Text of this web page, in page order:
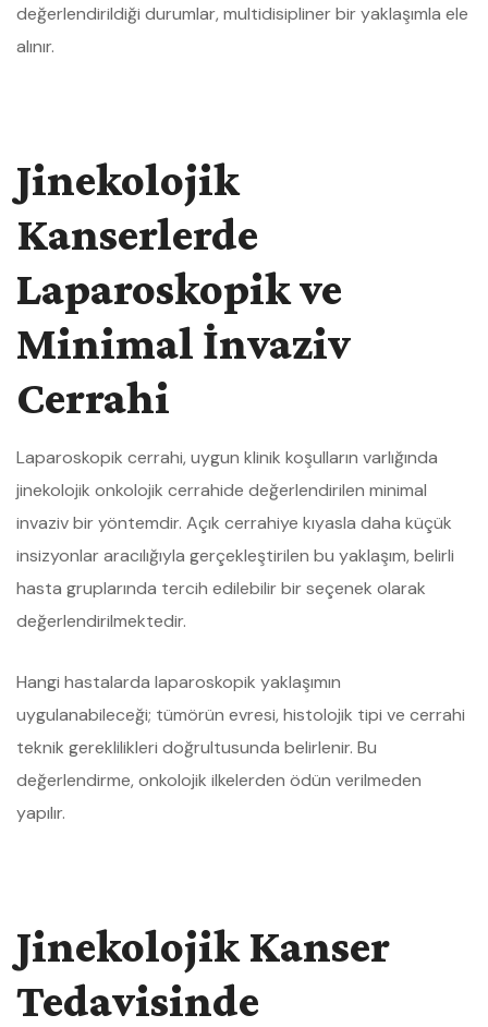
değerlendirildiği durumlar, multidisipliner bir yaklaşımla ele
alınır.
Jinekolojik
Kanserlerde
Laparoskopik ve
Minimal İnvaziv
Cerrahi
Laparoskopik cerrahi, uygun klinik koşulların varlığında
jinekolojik onkolojik cerrahide değerlendirilen minimal
invaziv bir yöntemdir. Açık cerrahiye kıyasla daha küçük
insizyonlar aracılığıyla gerçekleştirilen bu yaklaşım, belirli
hasta gruplarında tercih edilebilir bir seçenek olarak
değerlendirilmektedir.
Hangi hastalarda laparoskopik yaklaşımın
uygulanabileceği; tümörün evresi, histolojik tipi ve cerrahi
teknik gereklilikleri doğrultusunda belirlenir. Bu
değerlendirme, onkolojik ilkelerden ödün verilmeden
yapılır.
Jinekolojik Kanser
Tedavisinde